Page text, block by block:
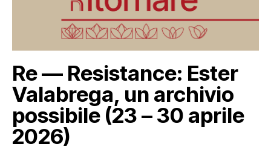
Re — Resistance: Ester
Valabrega, un archivio
possibile (23 – 30 aprile
2026)